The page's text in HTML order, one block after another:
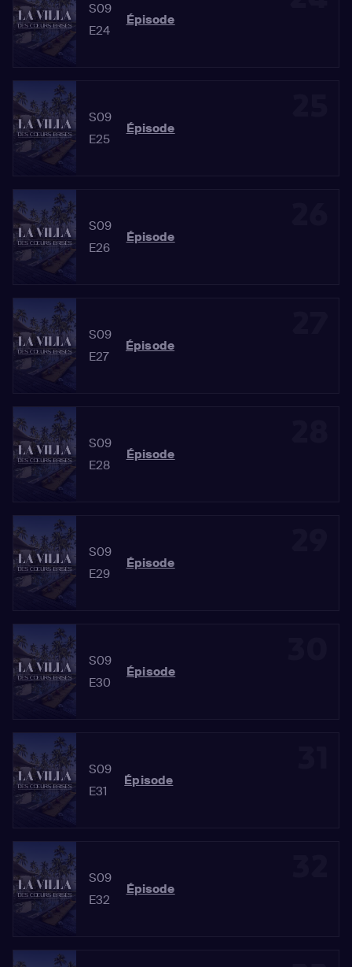
S09
E24
Épisode
S09
E25
Épisode
S09
E26
Épisode
S09
E27
Épisode
S09
E28
Épisode
S09
E29
Épisode
S09
E30
Épisode
S09
E31
Épisode
S09
E32
Épisode